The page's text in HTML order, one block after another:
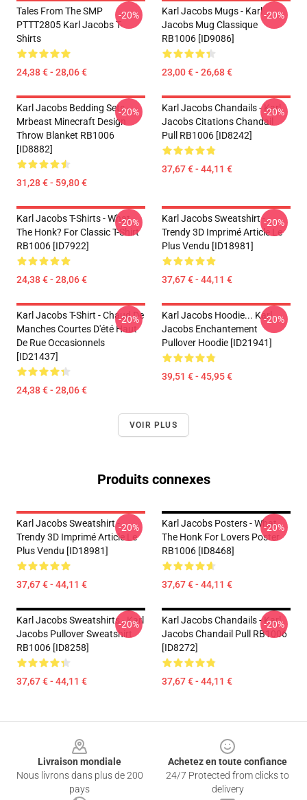
Tales From The SMP
PTTT2805 Karl Jacobs T-
Shirts
24,38 € - 28,06 €
-20%
Karl Jacobs Mugs - Karl
Jacobs Mug Classique
RB1006 [ID9086]
23,00 € - 26,68 €
-20%
Karl Jacobs Bedding Sets -
Mrbeast Minecraft Design
Throw Blanket RB1006
[ID8882]
31,28 € - 59,80 €
-20%
Karl Jacobs Chandails - Karl
Jacobs Citations Chandail
Pull RB1006 [ID8242]
37,67 € - 44,11 €
-20%
Karl Jacobs T-Shirts - What
The Honk? For Classic T-Shirt
RB1006 [ID7922]
24,38 € - 28,06 €
-20%
Karl Jacobs Sweatshirt -
Trendy 3D Imprimé Article Le
Plus Vendu [ID18981]
37,67 € - 44,11 €
-20%
Karl Jacobs T-Shirt - Chaud De
Manches Courtes D'été Haut
De Rue Occasionnels
[ID21437]
24,38 € - 28,06 €
-20%
Karl Jacobs Hoodie... Karl
Jacobs Enchantement
Pullover Hoodie [ID21941]
39,51 € - 45,95 €
-20%
VOIR PLUS
Produits connexes
Karl Jacobs Sweatshirt -
Trendy 3D Imprimé Article Le
Plus Vendu [ID18981]
37,67 € - 44,11 €
-20%
Karl Jacobs Posters - What
The Honk For Lovers Poster
RB1006 [ID8468]
37,67 € - 44,11 €
-20%
Karl Jacobs Sweatshirts - Karl
Jacobs Pullover Sweatshirt
RB1006 [ID8258]
37,67 € - 44,11 €
-20%
Karl Jacobs Chandails - Karl
Jacobs Chandail Pull RB1006
[ID8272]
37,67 € - 44,11 €
-20%
Livraison mondiale
Nous livrons dans plus de 200
pays
Achetez en toute confiance
24/7 Protected from clicks to
delivery